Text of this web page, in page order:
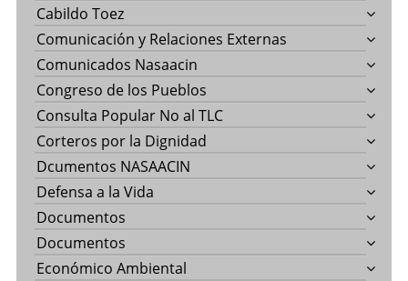
Cabildo Toez
Comunicación y Relaciones Externas
Comunicados Nasaacin
Congreso de los Pueblos
Consulta Popular No al TLC
Corteros por la Dignidad
Dcumentos NASAACIN
Defensa a la Vida
Documentos
Documentos
Económico Ambiental